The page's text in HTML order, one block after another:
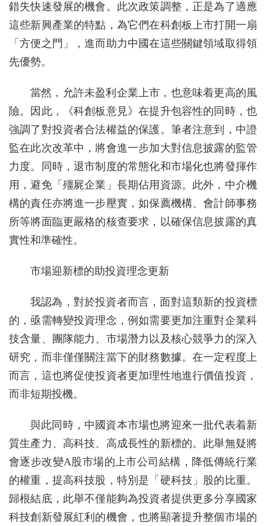
錯失快速發展的機會。此次政策調整，正是為了適應
這些新興產業的特點，為它們在科創板上市打開一扇
「方便之門」，進而助力中國在這些關鍵領域取得領
先優勢。
當然，允許未盈利企業上市，也意味着更高的風
險。因此，《科創板意見》在提升包容性的同時，也
強調了對投資者合法權益的保護。筆者注意到，中證
監在此次改革中，將會進一步加大對信息披露的監管
力度。同時，退市制度的常態化和市場化也將發揮作
用，避免「殭屍企業」長期佔用資源。此外，中介機
構的責任亦將進一步壓實，如保薦機構、會計師事務
所等將面臨更嚴格的核查要求，以確保信息披露的真
實性和準確性。
市場迎新標的助投資理念更新
我認為，對於投資者而言，面對這類新的投資標
的，亟需轉變投資理念，例如需要更加注重對企業科
技含量、團隊能力、市場潛力以及核心競爭力的深入
研究，而非僅僅關注當下的財務數據。在一定程度上
而言，這也將促使投資者更加理性地進行價值投資，
而非短期投機。
與此同時，中國資本市場也將迎來一批代表着新
質生產力、高科技、高成長性的新標的。此舉無疑將
會逐步改變A股市場的上市公司結構，降低傳統行業
的權重，提高科技股，特別是「硬科技」股的比重。
歸根結底，此舉不僅能夠為投資者提供更多分享國家
科技創新發展紅利的機會，也將顯著提升整個市場的